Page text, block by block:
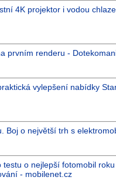
4K projektor i vodou
prvním renderu -
vylepšení nabídky
Boj o největší trh s
testu o nejlepší fotomobil
- mobilenet.cz